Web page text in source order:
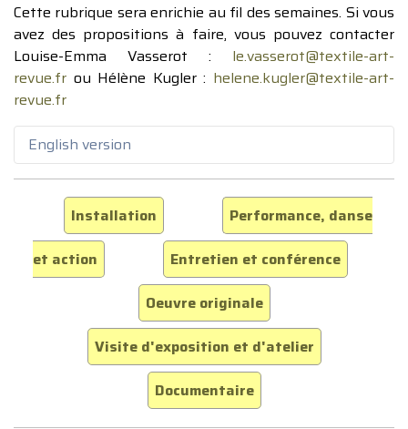
Cette rubrique sera enrichie au fil des semaines. Si vous
avez des propositions à faire, vous pouvez contacter
Louise-Emma Vasserot : le.vasserot@textile-art-
revue.fr ou Hélène Kugler : helene.kugler@textile-art-
revue.fr
English version
Installation
Performance, danse
et action
Entretien et conférence
Oeuvre originale
Visite d'exposition et d'atelier
Documentaire